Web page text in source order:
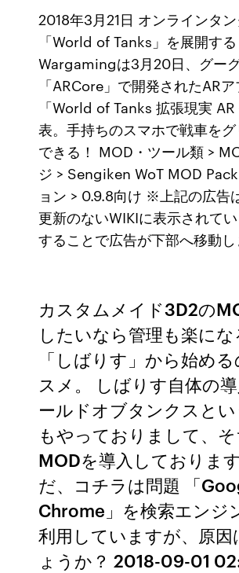
2018年3月21日 オンラインタ
「World of Tanks」を展開する
Wargamingは3月20日、グー
「ARCore」で開発されたARア
「World of Tanks 拡張現実
表。手持ちのスマホで戦車を
できる！ MOD・ツール類 >
ジ > Sengiken WoT MOD
ョン > 0.9.8向け ※上記の広告
更新のないWIKIに表示されて
することで広告が下部へ移動し
カスタムメイド3D2の
したいなら管理も楽に
「しばりす」から始め
スメ。 しばりす自体の
ールドオブタンクスと
もやっておりまして、
MODを導入しておりま
だ、コチラは問題 「
Chrome」を検索エンジ
利用していますが、原因
ょうか？ 2018-09-01